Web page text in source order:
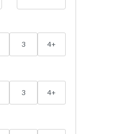
3 4+
3 4+